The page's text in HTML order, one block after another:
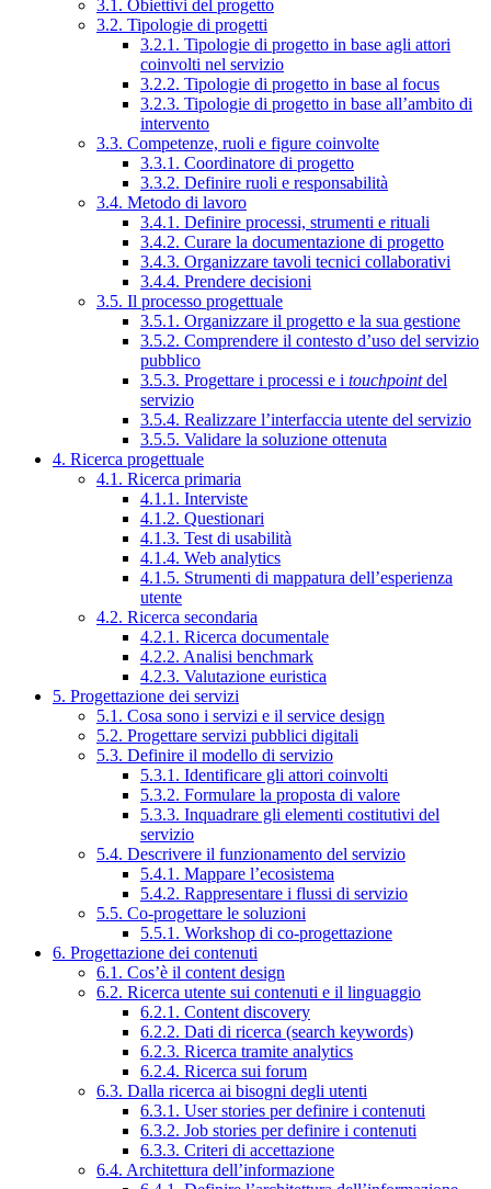
3.1. Obiettivi del progetto
3.2. Tipologie di progetti
3.2.1. Tipologie di progetto in base agli attori
coinvolti nel servizio
3.2.2. Tipologie di progetto in base al focus
3.2.3. Tipologie di progetto in base all’ambito di
intervento
3.3. Competenze, ruoli e figure coinvolte
3.3.1. Coordinatore di progetto
3.3.2. Definire ruoli e responsabilità
3.4. Metodo di lavoro
3.4.1. Definire processi, strumenti e rituali
3.4.2. Curare la documentazione di progetto
3.4.3. Organizzare tavoli tecnici collaborativi
3.4.4. Prendere decisioni
3.5. Il processo progettuale
3.5.1. Organizzare il progetto e la sua gestione
3.5.2. Comprendere il contesto d’uso del servizio
pubblico
3.5.3. Progettare i processi e i touchpointdel
servizio
3.5.4. Realizzare l’interfaccia utente del servizio
3.5.5. Validare la soluzione ottenuta
4. Ricerca progettuale
4.1. Ricerca primaria
4.1.1. Interviste
4.1.2. Questionari
4.1.3. Test di usabilità
4.1.4. Web analytics
4.1.5. Strumenti di mappatura dell’esperienza
utente
4.2. Ricerca secondaria
4.2.1. Ricerca documentale
4.2.2. Analisi benchmark
4.2.3. Valutazione euristica
5. Progettazione dei servizi
5.1. Cosa sono i servizi e il service design
5.2. Progettare servizi pubblici digitali
5.3. Definire il modello di servizio
5.3.1. Identificare gli attori coinvolti
5.3.2. Formulare la proposta di valore
5.3.3. Inquadrare gli elementi costitutivi del
servizio
5.4. Descrivere il funzionamento del servizio
5.4.1. Mappare l’ecosistema
5.4.2. Rappresentare i flussi di servizio
5.5. Co-progettare le soluzioni
5.5.1. Workshop di co-progettazione
6. Progettazione dei contenuti
6.1. Cos’è il content design
6.2. Ricerca utente sui contenuti e il linguaggio
6.2.1. Content discovery
6.2.2. Dati di ricerca (search keywords)
6.2.3. Ricerca tramite analytics
6.2.4. Ricerca sui forum
6.3. Dalla ricerca ai bisogni degli utenti
6.3.1. User stories per definire i contenuti
6.3.2. Job stories per definire i contenuti
6.3.3. Criteri di accettazione
6.4. Architettura dell’informazione